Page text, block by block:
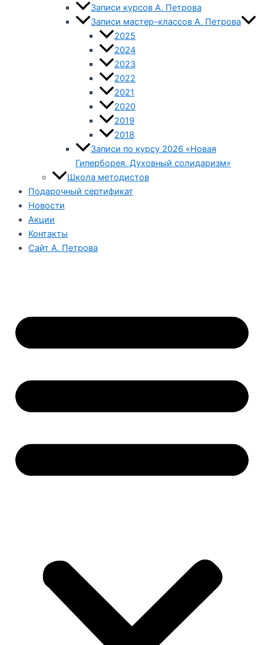
Записи курсов А. Петрова
Записи мастер-классов А. Петрова
2025
2024
2023
2022
2021
2020
2019
2018
Записи по курсу 2026 «Новая
Гиперборея. Духовный солидаризм»
Школа методистов
Подарочный сертификат
Новости
Акции
Контакты
Сайт А. Петрова